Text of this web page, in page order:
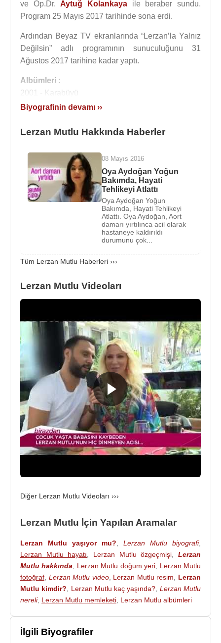
ve Op.Dr.Aytuğ Kolankaya ile beraber sundu.
Program 25 Mayıs 2017 tarihinde sona erdi.
Ardından Beyaz TV ekranlarında “Lerzan’la Yalnız
Değilsin” adlı programının sunuculuğunu 31
Ağustos 2017 tarihine kadar yaptı.
Albümleri :
2001 - Karabüyü
2004 - Yar Dediğin Arar
2009 - Zirve
2013 - Oyuncu (Single)
2014 - Kahraman (Single)
Filmleri ve Dizileri
2006 - Kördüğüm (TV Dizisi)
2006 - Felek Ne Demek? (TV Dizisi)
2005 - Asla Unutma (TV Dizisi)
2004 - Cennet Mahallesi (Konuk Oyuncu )(TV
2001 - Tuzu Kurular (TV Dizisi)
Kaynak:Biyografiler.com
Biyografinin devamı ››
Lerzan Mutlu Hakkında Haberler
08 Mayıs 2016
Oya Aydoğan Yoğun
Bakımda, Hayati
Tehlikeyi Atlattı
Oya Aydoğan Yoğun
Bakımda, Hayati Tehlikeyi
Atlattı. Oya Aydoğan, Aort
damarı yırtılınca acil olarak
hastaneye kaldırıldı
durumunu çok...
Tüm Lerzan Mutlu Haberleri ›››
Lerzan Mutlu Videoları
Diğer Lerzan Mutlu Videoları ›››
Lerzan Mutlu İçin Yapılan Aramalar
Lerzan Mutlu yaşıyor mu? Lerzan Mutlu biyografi,
Lerzan Mutlu hayatı
Lerzan Mutlu özgeçmişi ,Lerzan
Mutlu hakkında
Lerzan Mutlu doğum yeri
Lerzan Mutlu
fotoğraf Lerzan Mutlu video, Lerzan Mutlu resim
Lerzan
Mutlu kimdir?
Lerzan Mutlu kaç yaşında? Lerzan Mutlu
nereli, Lerzan Mutlu memleketi Lerzan Mutlu albümleri
İlgili Biyografiler